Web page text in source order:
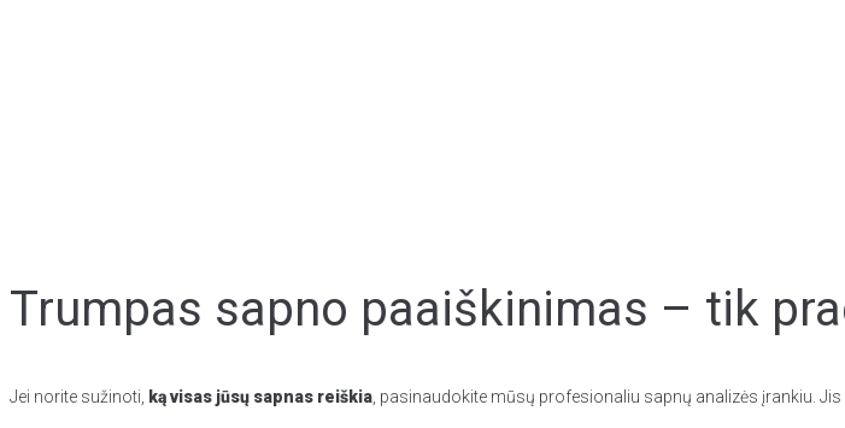
Trumpas sapno paaiškinimas – tik
Jei norite sužinoti, ką visas jūsų sapnas reiškia , pasinaudokite mūsų profesionaliu sapnų analizės įrankiu.